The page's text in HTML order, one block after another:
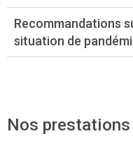
Recommandations
situation de
Nos prestations